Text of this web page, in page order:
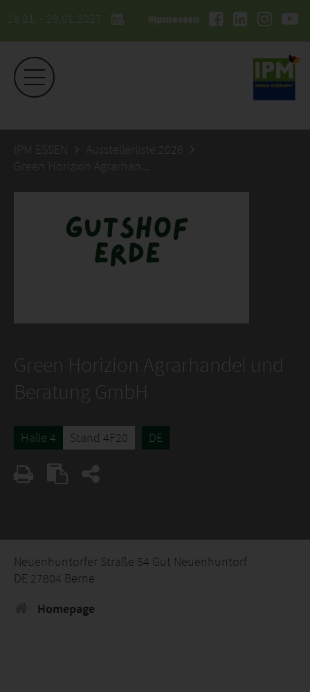
26.01. - 29.01.2027 #ipmessen
IPM ESSEN
Ausstellerliste 2026
Green Horizion Agrarhandel und Beratung GmbH
Green Horizion Agrarhandel und
Beratung GmbH
Halle 4 Stand 4F20 DE
Neuenhuntorfer Straße 54 Gut Neuenhuntorf
DE 27804 Berne
Homepage